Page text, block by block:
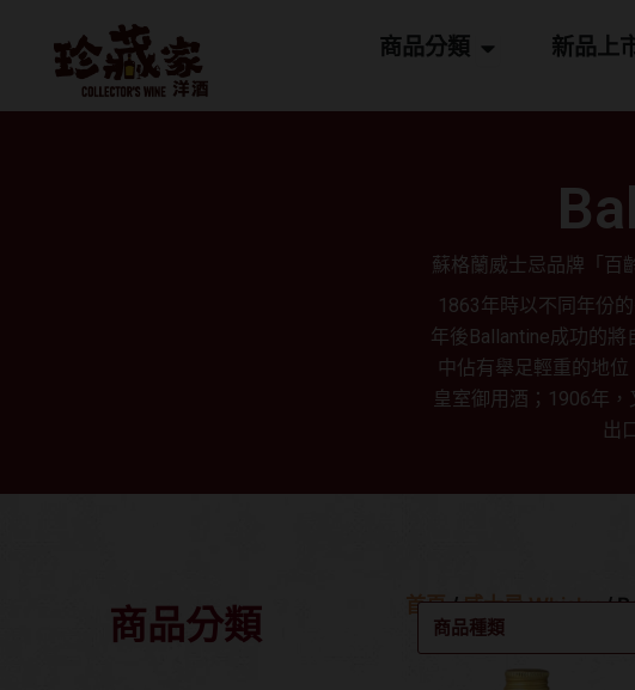
要
商品分類 Open 商品分類
新品上
蘇格蘭威士忌品牌「百
1863年時以不同年份
年後Ballantine成功的
中佔有舉足輕重的地
皇室御用酒；1906年
出
商品分類 首頁/威士忌 Whisky/
商品種類